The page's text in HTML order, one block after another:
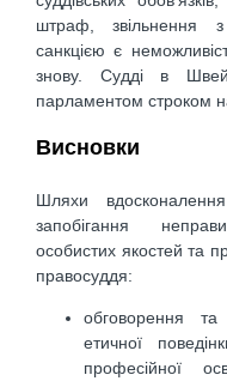
штраф, звільнення
санкцією є
знову. Судді в
парламентом строком
Висновки
Шляхи
запобігання
особистих якостей та
правосуддя:
обговорення
етичної
професійної